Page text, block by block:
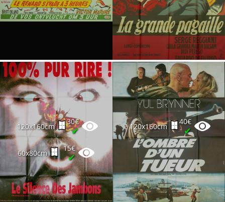
120x160cm
30€
✔
60x80cm
15€
✔
120x160cm
40€
✔